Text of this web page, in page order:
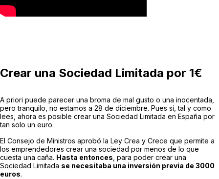
Crear una Sociedad Limitada por 1€
A priori puede parecer una broma de mal gusto o una inocentada,
pero tranquilo, no estamos a 28 de diciembre. Pues sí, tal y como
lees, ahora es posible crear una Sociedad Limitada en España por
tan solo un euro.
El Consejo de Ministros aprobó la Ley Crea y Crece que permite a
los emprendedores crear una sociedad por menos de lo que
cuesta una caña. Hasta entonces , para poder crear una
Sociedad Limitada se necesitaba una inversión previa de 3000
euros.